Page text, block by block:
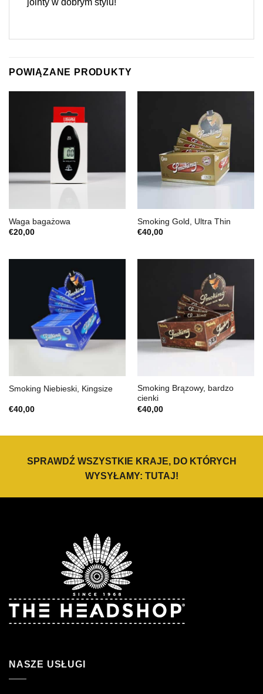
POWIĄZANE PRODUKTY
Waga bagażowa
€20,00
Smoking Gold, Ultra Thin
€40,00
Smoking Niebieski, Kingsize
€40,00
Smoking Brązowy, bardzo
cienki
€40,00
SPRAWDŹ WSZYSTKIE KRAJE, DO KTÓRYCH
WYSYŁAMY: TUTAJ!
NASZE USŁUGI